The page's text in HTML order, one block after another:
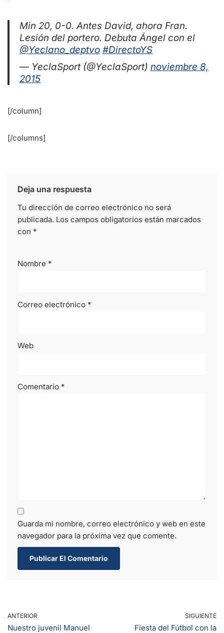
Min 20, 0-0. Antes David, ahora Fran.
Lesión del portero. Debuta Ángel con el
@Yeclano_deptvo #DirectoYS
— YeclaSport (@YeclaSport) noviembre 8,
2015
[/column]
[/columns]
Deja una respuesta
Tu dirección de correo electrónico no será
publicada. Los campos obligatorios están marcados
con *
Nombre *
Correo electrónico *
Web
Comentario *
Guarda mi nombre, correo electrónico y web en este
navegador para la próxima vez que comente.
ANTERIOR
Nuestro juvenil Manuel
SIGUIENTE
Fiesta del Fútbol con la